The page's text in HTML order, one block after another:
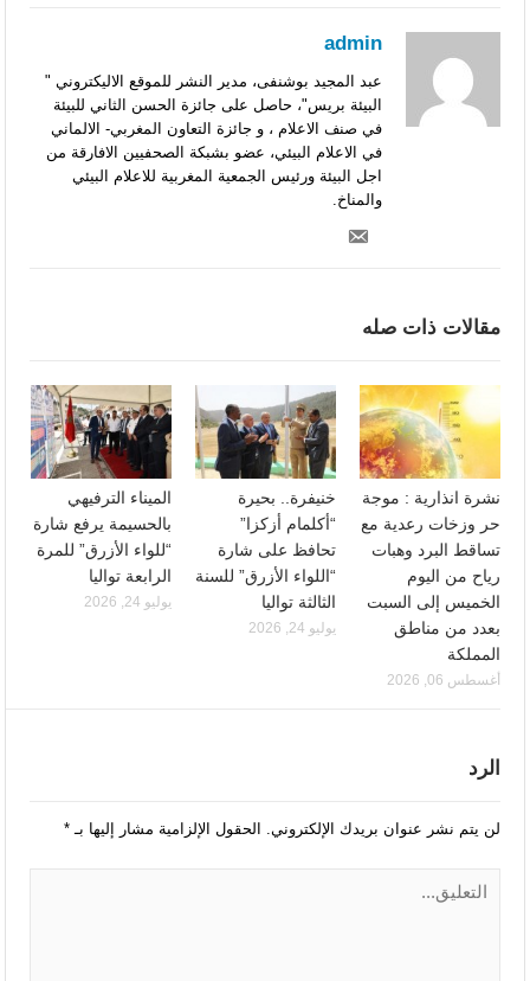
admin
عبد المجيد بوشنفى، مدير النشر للموقع الاليكتروني "
البيئة بريس"، حاصل على جائزة الحسن الثاني للبيئة
في صنف الاعلام ، و جائزة التعاون المغربي- الالماني
في الاعلام البيئي، عضو بشبكة الصحفيين الافارقة من
اجل البيئة ورئيس الجمعية المغربية للاعلام البيئي
والمناخ.
مقالات ذات صله
نشرة انذارية : موجة
حر وزخات رعدية مع
تساقط البرد وهبات
رياح من اليوم
الخميس إلى السبت
بعدد من مناطق
المملكة
أغسطس 06, 2026
خنيفرة.. بحيرة
“أكلمام أزكزا”
تحافظ على شارة
“اللواء الأزرق” للسنة
الثالثة تواليا
يوليو 24, 2026
الميناء الترفيهي
بالحسيمة يرفع شارة
“للواء الأزرق” للمرة
الرابعة تواليا
يوليو 24, 2026
الرد
لن يتم نشر عنوان بريدك الإلكتروني. الحقول الإلزامية مشار إليها بـ*